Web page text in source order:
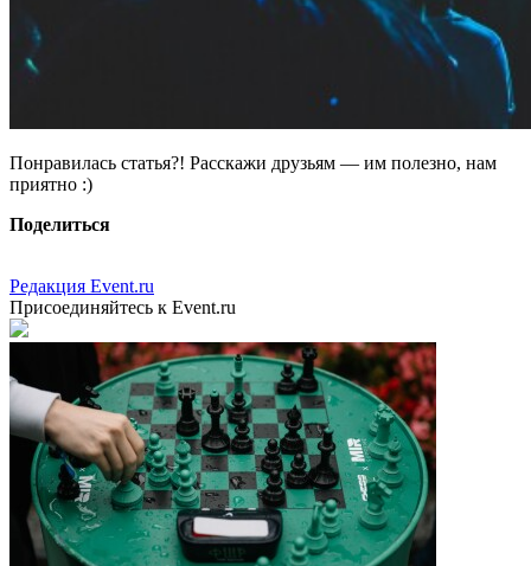
Понравилась статья?! Расскажи друзьям — им полезно, нам
приятно :)
Поделиться
Редакция Event.ru
Присоединяйтесь к Event.ru